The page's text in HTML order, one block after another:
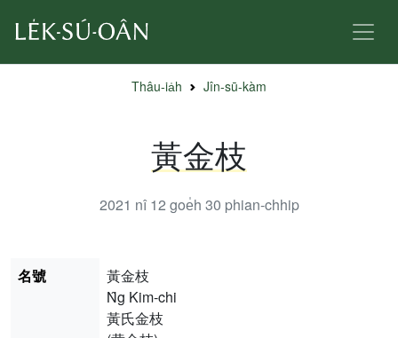
Thâu-ia̍h Jîn-sū-kàm
黃金枝
2021 nî 12 goe̍h 30 phian-chhip
名號
黃金枝
N̂g Kim-chi
黃氏金枝